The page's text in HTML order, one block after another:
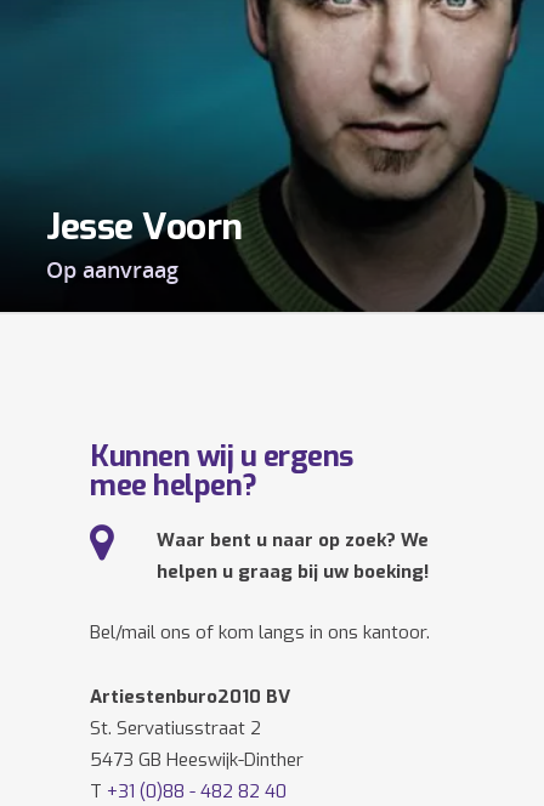
Jesse Voorn
Op aanvraag
Kunnen wij u ergens
mee helpen?
Waar bent u naar op zoek? We
helpen u graag bij uw boeking!
Bel/mail ons of kom langs in ons kantoor.
Artiestenburo2010 BV
St. Servatiusstraat 2
5473 GB Heeswijk-Dinther
T +31 (0)88 - 482 82 40